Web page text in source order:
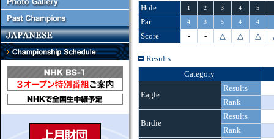
Hole
1 2 3 4 5
Par 4 3 5 4 4
Score - - △ △ △
Results
Category
Eagle
Results
Rank
Birdie
Results
Rank